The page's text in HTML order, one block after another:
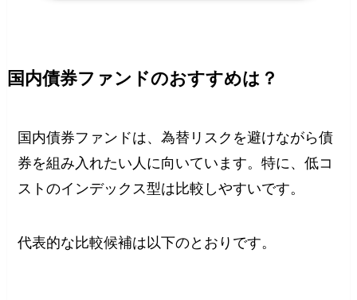
国内債券ファンドのおすすめは？
国内債券ファンドは、為替リスクを避けながら債
券を組み入れたい人に向いています。特に、低コ
ストのインデックス型は比較しやすいです。
代表的な比較候補は以下のとおりです。